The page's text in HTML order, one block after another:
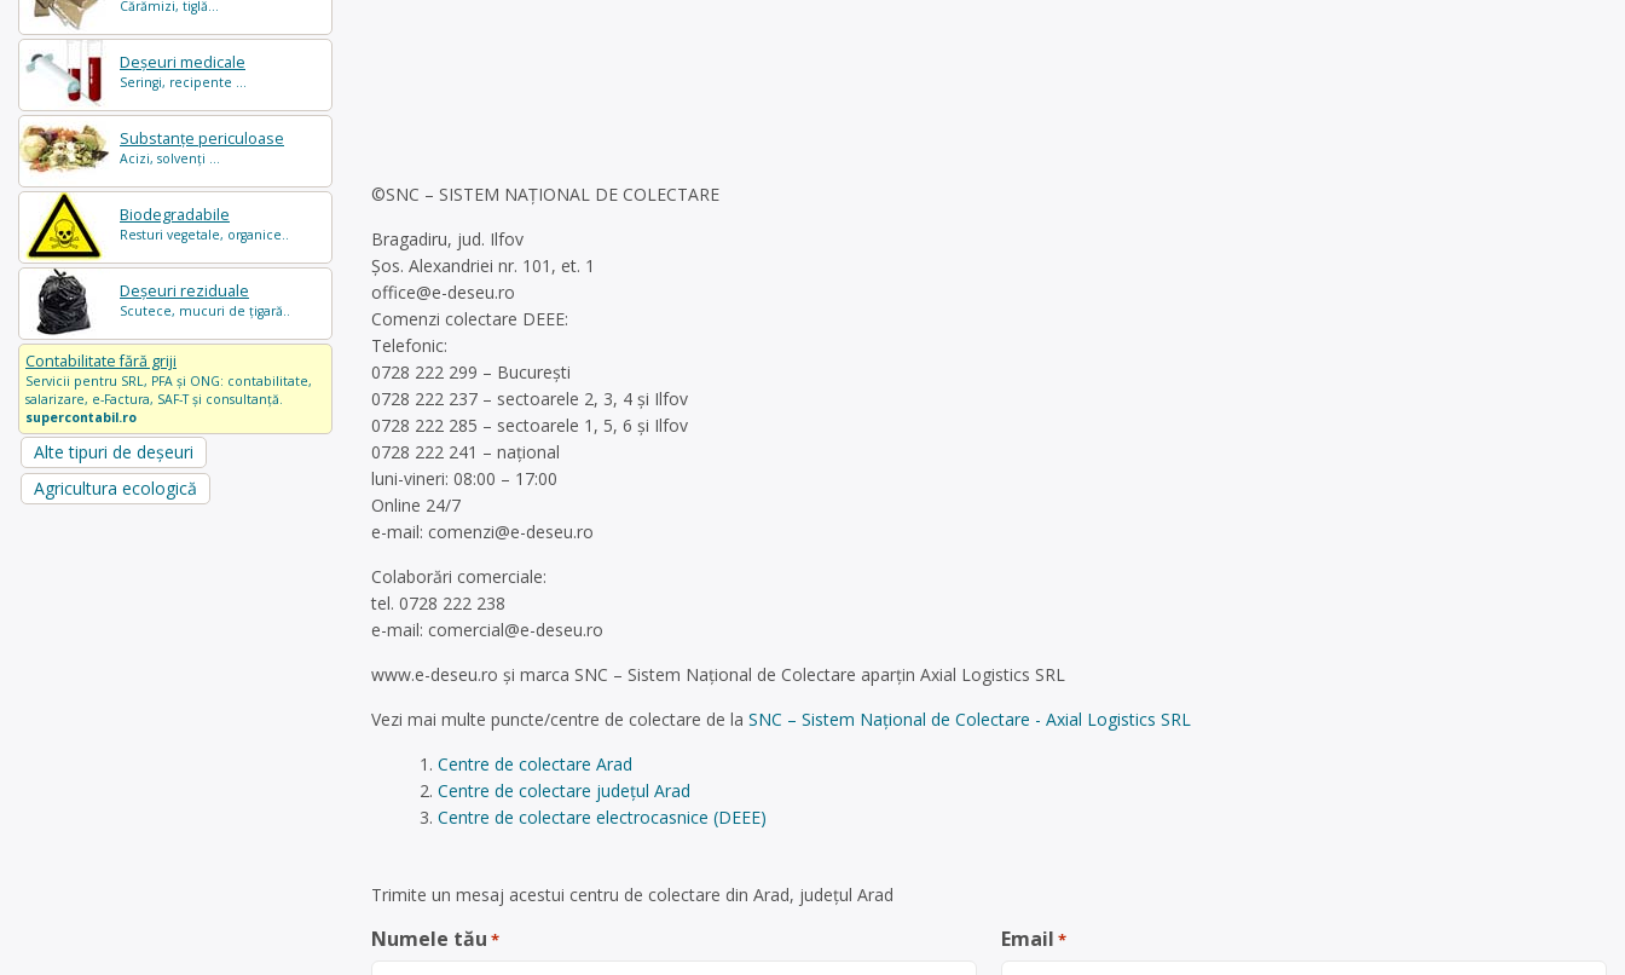
Cărămizi, tiglă...
Deșeuri medicale
Seringi, recipente ...
Substanțe periculoase
Acizi, solvenți ...
Biodegradabile
Resturi vegetale, organice..
Deșeuri reziduale
Scutece, mucuri de țigară..
Contabilitate fără griji
Servicii pentru SRL, PFA și ONG: contabilitate,
salarizare, e-Factura, SAF-T și consultanță.
supercontabil.ro
Alte tipuri de deșeuri
Agricultura ecologică
©SNC – SISTEM NAȚIONAL DE COLECTARE
Bragadiru, jud. Ilfov
Șos. Alexandriei nr. 101, et. 1
office@e-deseu.ro
Comenzi colectare DEEE:
Telefonic:
0728 222 299 – București
0728 222 237 – sectoarele 2, 3, 4 și Ilfov
0728 222 285 – sectoarele 1, 5, 6 și Ilfov
0728 222 241 – național
luni-vineri: 08:00 – 17:00
Online 24/7
e-mail: comenzi@e-deseu.ro
Colaborări comerciale:
tel. 0728 222 238
e-mail: comercial@e-deseu.ro
www.e-deseu.ro și marca SNC – Sistem Național de Colectare aparțin Axial Logistics SRL
Vezi mai multe puncte/centre de colectare de la SNC – Sistem Național de Colectare - Axial Logistics SRL
Centre de colectare Arad
Centre de colectare județul Arad
Centre de colectare electrocasnice (DEEE)
Trimite un mesaj acestui centru de colectare din Arad, județul Arad
Numele tău * Email *